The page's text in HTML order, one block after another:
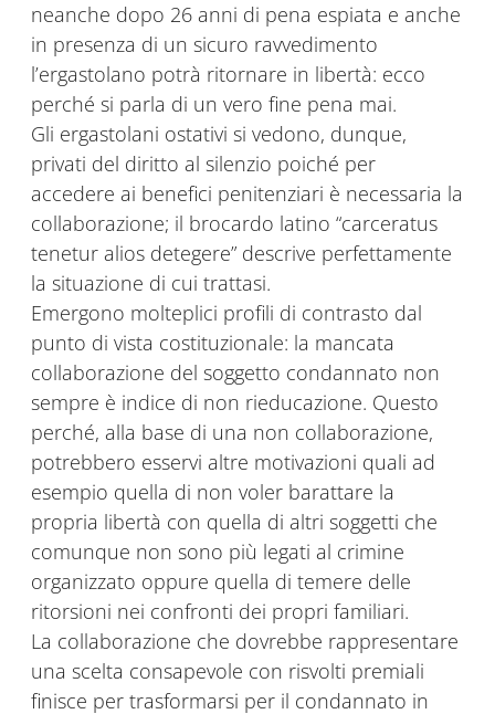
neanche dopo 26 anni di pena espiata e anche
in presenza di un sicuro ravvedimento
l’ergastolano potrà ritornare in libertà: ecco
perché si parla di un vero fine pena mai.
Gli ergastolani ostativi si vedono, dunque,
privati del diritto al silenzio poiché per
accedere ai benefici penitenziari è necessaria la
collaborazione; il brocardo latino “carceratus
tenetur alios detegere” descrive perfettamente
la situazione di cui trattasi.
Emergono molteplici profili di contrasto dal
punto di vista costituzionale: la mancata
collaborazione del soggetto condannato non
sempre è indice di non rieducazione. Questo
perché, alla base di una non collaborazione,
potrebbero esservi altre motivazioni quali ad
esempio quella di non voler barattare la
propria libertà con quella di altri soggetti che
comunque non sono più legati al crimine
organizzato oppure quella di temere delle
ritorsioni nei confronti dei propri familiari.
La collaborazione che dovrebbe rappresentare
una scelta consapevole con risvolti premiali
finisce per trasformarsi per il condannato in